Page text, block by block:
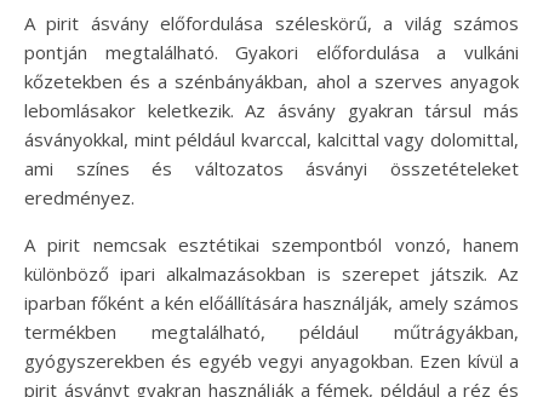
A pirit ásvány előfordulása széleskörű, a világ számos
pontján megtalálható. Gyakori előfordulása a vulkáni
kőzetekben és a szénbányákban, ahol a szerves anyagok
lebomlásakor keletkezik. Az ásvány gyakran társul más
ásványokkal, mint például kvarccal, kalcittal vagy dolomittal,
ami színes és változatos ásványi összetételeket
eredményez.
A pirit nemcsak esztétikai szempontból vonzó, hanem
különböző ipari alkalmazásokban is szerepet játszik. Az
iparban főként a kén előállítására használják, amely számos
termékben megtalálható, például műtrágyákban,
gyógyszerekben és egyéb vegyi anyagokban. Ezen kívül a
pirit ásványt gyakran használják a fémek, például a réz és